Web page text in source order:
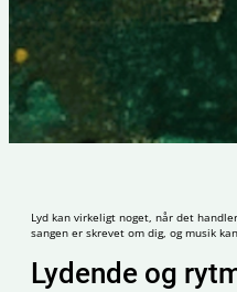
Lyd kan virkeligt noget, når det
sangen er skrevet om dig, og musik
Lydende og